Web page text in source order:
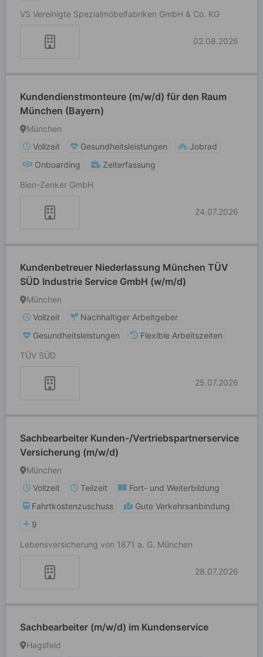
VS Vereinigte Spezialmöbelfabriken GmbH & Co. KG
02.08.2026
Kundendienstmonteure (m/w/d) für den Raum
München (Bayern)
München
Vollzeit
Gesundheitsleistungen
Jobrad
Onboarding
Zeiterfassung
Bien-Zenker GmbH
24.07.2026
Kundenbetreuer Niederlassung München TÜV
SÜD Industrie Service GmbH (w/m/d)
München
Vollzeit
Nachhaltiger Arbeitgeber
Gesundheitsleistungen
Flexible Arbeitszeiten
TÜV SÜD
25.07.2026
Sachbearbeiter Kunden-/Vertriebspartnerservice
Versicherung (m/w/d)
München
Vollzeit
Teilzeit
Fort- und Weiterbildung
Fahrtkostenzuschuss
Gute Verkehrsanbindung
9
Lebensversicherung von 1871 a. G. München
28.07.2026
Sachbearbeiter (m/w/d) im Kundenservice
Hagsfeld